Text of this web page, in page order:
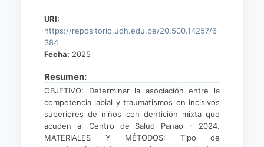
URI:
https://repositorio.udh.edu.pe/20.500.14257/6
384
Fecha: 2025
Resumen:
OBJETIVO: Determinar la asociación entre la
competencia labial y traumatismos en incisivos
superiores de niños con dentición mixta que
acuden al Centro de Salud Panao - 2024.
MATERIALES Y MÉTODOS: Tipo de